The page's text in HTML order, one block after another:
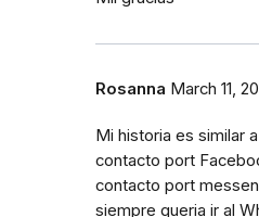
Rosanna March 11,
Mi historia es similar
contacto port
contacto port
siempre queria ir al